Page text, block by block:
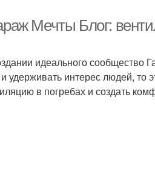
Мечты Блог:
идеального сообщество
удерживать интерес людей, то
в погребах и создать